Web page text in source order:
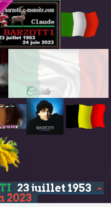
23 juillet 1953 -
2023